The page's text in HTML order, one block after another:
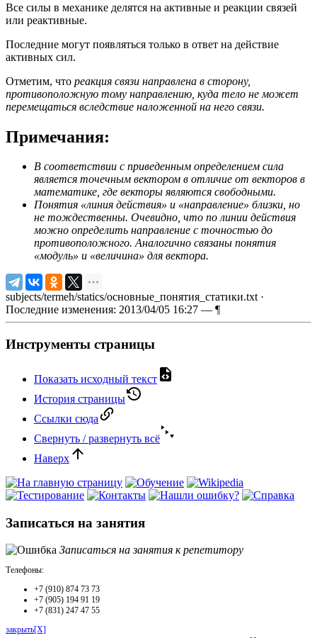
Все силы в механике делятся на активные и реакции связей
или реактивные.
Последние могут появляться только в ответ на действие
активных сил.
Отметим, что реакция связи направлена в сторону,
противоположную тому направлению, куда тело не может
перемещаться вследствие наложенной на него связи.
Примечания:
В соответствии с приведенным определением сила
является точечным вектором в отличие от векторов в
математике, где векторы являются свободными.
Понятия «линия действия» и «направление» близки, но
не тождественны. Очевидно, что по линии действия
можно определить направление с точностью до
противоположного. Аналогично связаны понятия
«модуль» и «величина» для вектора.
subjects/termeh/statics/основные_понятия_статики.txt·
Последние изменения: 2013/04/05 16:27 — ¶
Инструменты страницы
Показать исходный текст
История страницы
Ссылки сюда
Свернуть / развернуть всё
Наверх
Записаться на занятия
Записаться на занятия к репетитору
Телефоны:
+7 (910) 874 73 73
+7 (905) 194 91 19
+7 (831) 247 47 55
закрыть[X]